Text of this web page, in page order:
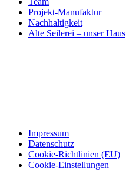
Projekt-Manufaktur
Nachhaltigkeit
Alte Seilerei – unser Haus
Impressum
Datenschutz
Cookie-Richtlinien (EU)
Cookie-Einstellungen